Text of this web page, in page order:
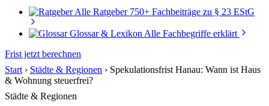
Alle Ratgeber 750+ Fachbeiträge zu § 23 EStG
Glossar & Lexikon Alle Fachbegriffe erklärt
Frist jetzt berechnen
Start › Städte & Regionen › Spekulationsfrist Hanau: Wann ist Haus
& Wohnung steuerfrei?
Städte & Regionen